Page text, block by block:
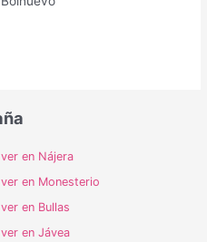
en Nájera
en Monesterio
en Bullas
en Jávea